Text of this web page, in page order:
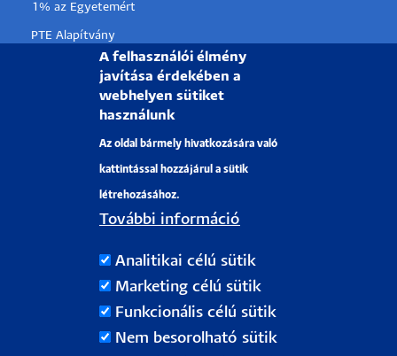
1% az Egyetemért
PTE Alapítvány
Partnerkapcsolati lehetőségek
Médiaajánlat
Pályázati projektek
H-7622 Pécs, Vasvári Pál utca. 4.
Tel.:+36-72/501-500
A felhasználói élmény
javítása érdekében a
webhelyen sütiket
használunk
Az oldal bármely hivatkozására való
kattintással hozzájárul a sütik
létrehozásához.
További információ
Analitikai célú sütik
Marketing célú sütik
Funkcionális célú sütik
Nem besorolható sütik